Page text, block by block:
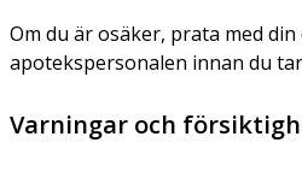
Om du är osäker, prata med
apotekspersonalen innan du
Varningar och